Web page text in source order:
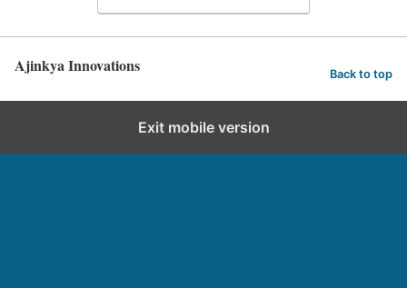
Ajinkya Innovations Back to top
Exit mobile version